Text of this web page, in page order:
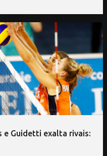
e Guidetti exalta rivais: